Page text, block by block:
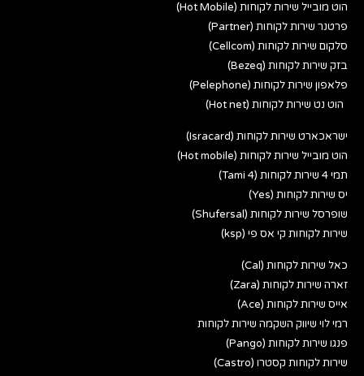
הוט מובייל שירות לקוחות (Hot Mobile)
פרטנר שירות לקוחות (Partner)
סלקום שירות לקוחות (Cellcom)
בזק שירות לקוחות (Bezeq)
פלאפון שירות לקוחות (Pelephone)
הוט נט שירות לקוחות (Hot net)
ישראכארט שירות לקוחות (Isracard)
הוט מובייל שירות לקוחות (Hot mobile)
תמי 4 שירות לקוחות (Tami 4)
יס שירות לקוחות (Yes)
שופרסל שירות לקוחות (Shufersal)
שירות לקוחות קי אס פי (ksp)
כאל שירות לקוחות (Cal)
זארה שירות לקוחות (Zara)
אייס שירות לקוחות (Ace)
רמי לוי שיווק השקמה שירות לקוחות
פנגו שירות לקוחות (Pango)
שירות לקוחות קסטרו (Castro)